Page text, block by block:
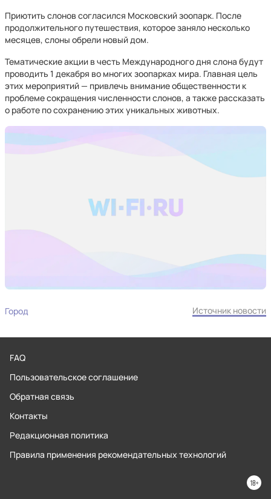
Приютить слонов согласился Московский зоопарк. После
продолжительного путешествия, которое заняло несколько
месяцев, слоны обрели новый дом.
Тематические акции в честь Международного дня слона будут
проводить 1 декабря во многих зоопарках мира. Главная цель
этих мероприятий — привлечь внимание общественности к
проблеме сокращения численности слонов, а также рассказать
о работе по сохранению этих уникальных животных.
Город Источник новости
FAQ
Пользовательское соглашение
Обратная связь
Контакты
Редакционная политика
Правила применения рекомендательных технологий